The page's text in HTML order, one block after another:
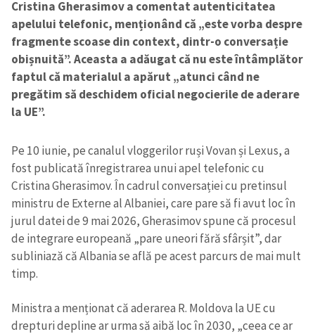
Cristina Gherasimov a comentat autenticitatea
apelului telefonic, menționând că „este vorba despre
fragmente scoase din context, dintr-o conversație
obișnuită”. Aceasta a adăugat că nu este întâmplător
faptul că materialul a apărut „atunci când ne
pregătim să deschidem oficial negocierile de aderare
la UE”.
Pe 10 iunie, pe canalul vloggerilor ruși Vovan și Lexus, a
fost publicată înregistrarea unui apel telefonic cu
Cristina Gherasimov. În cadrul conversației cu pretinsul
ministru de Externe al Albaniei, care pare să fi avut loc în
jurul datei de 9 mai 2026, Gherasimov spune că procesul
de integrare europeană „pare uneori fără sfârșit”, dar
subliniază că Albania se află pe acest parcurs de mai mult
timp.
Ministra a menționat că aderarea R. Moldova la UE cu
drepturi depline ar urma să aibă loc în 2030, „ceea ce ar